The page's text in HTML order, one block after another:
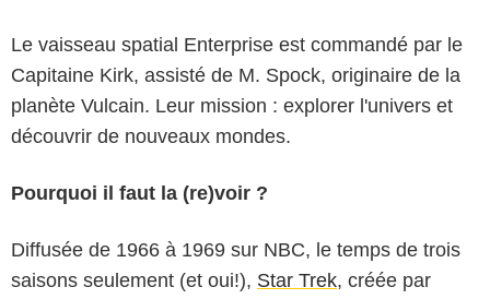
Le vaisseau spatial Enterprise est commandé par le
Capitaine Kirk, assisté de M. Spock, originaire de la
planète Vulcain. Leur mission : explorer l'univers et
découvrir de nouveaux mondes.
Pourquoi il faut la (re)voir ?
Diffusée de 1966 à 1969 sur NBC, le temps de trois
saisons seulement (et oui!), Star Trek, créée par